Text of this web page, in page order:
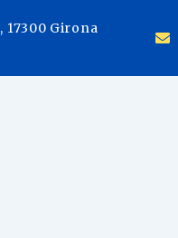
17300 Girona